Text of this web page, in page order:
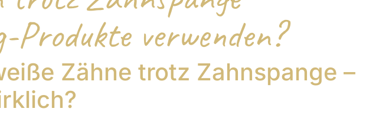
verwenden?
Zähne trotz Zahnspange –